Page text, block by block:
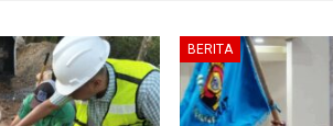
BERITA